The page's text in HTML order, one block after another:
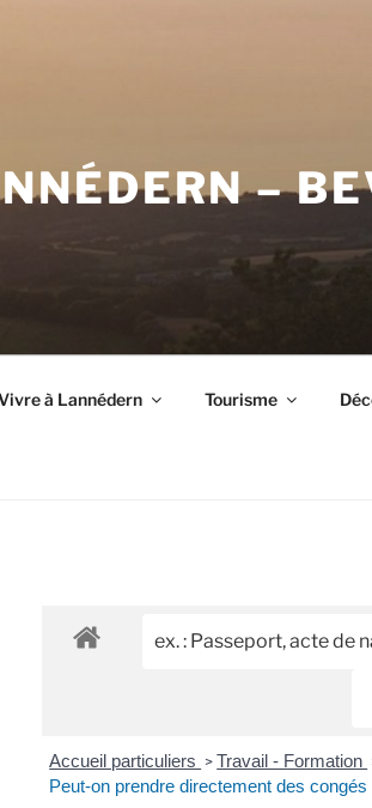
–
à Lannédern Tourisme
Accueil particuliers >Travail - Formation
Peut-on prendre directement des